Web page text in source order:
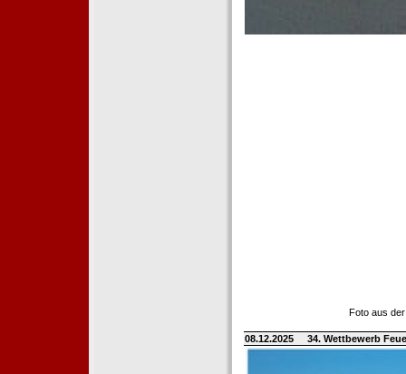
Foto aus
08.12.2025 34. Wettbewerb